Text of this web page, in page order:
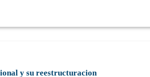
y su reestructuracion